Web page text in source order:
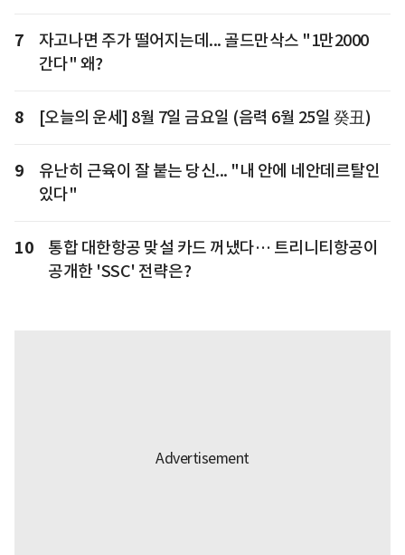
7
자고나면 주가 떨어지는데... 골드만삭스 "1만2000
간다" 왜?
8 [오늘의 운세] 8월 7일 금요일 (음력 6월 25일 癸丑)
9
유난히 근육이 잘 붙는 당신... "내 안에 네안데르탈인
있다"
10
통합 대한항공 맞설 카드 꺼냈다… 트리니티항공이
공개한 'SSC' 전략은?